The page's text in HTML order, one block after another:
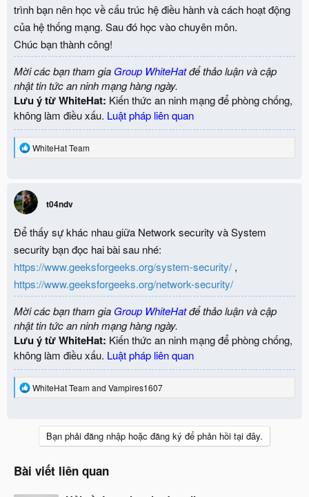
trình bạn nên học về cấu trúc hệ điều hành và cách hoạt động
của hệ thống mạng. Sau đó học vào chuyên môn.
Chúc bạn thành công!
Mời các bạn tham gia Group WhiteHatđể thảo luận và cập
nhật tin tức an ninh mạng hàng ngày.
Lưu ý từ WhiteHat: Kiến thức an ninh mạng để phòng chống,
không làm điều xấu. Luật pháp liên quan
R
t
i
o
s
:
WhiteHat Team
t04ndv
Để thấy sự khác nhau giữa Network security và System
security bạn đọc hai bài sau nhé:
https://www.geeksforgeeks.org/system-security/ ,
https://www.geeksforgeeks.org/network-security/
Mời các bạn tham gia Group WhiteHatđể thảo luận và cập
nhật tin tức an ninh mạng hàng ngày.
Lưu ý từ WhiteHat: Kiến thức an ninh mạng để phòng chống,
không làm điều xấu. Luật pháp liên quan
R
WhiteHat Teamand Vampires1607
Bạn phải đăng nhập hoặc đăng ký để phản hồi tại đây.
Bài viết liên quan